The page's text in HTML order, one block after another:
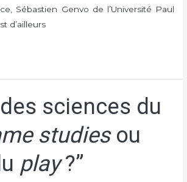
Sébastien Genvo de l’Université Paul
d’ailleurs
sciences du
studiesou
play?”